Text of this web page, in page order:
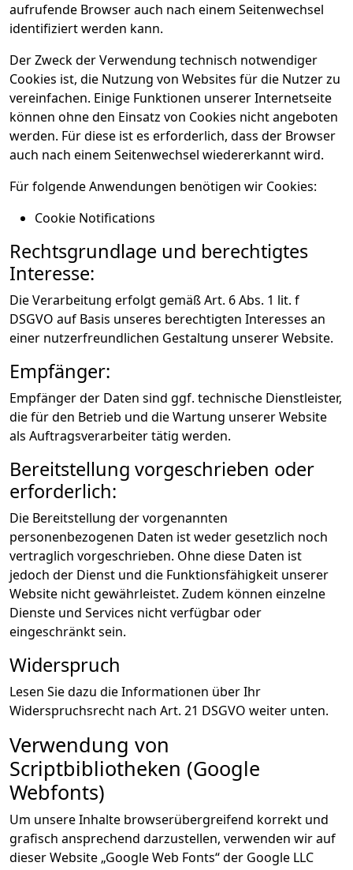
aufrufende Browser auch nach einem Seitenwechsel
identifiziert werden kann.
Der Zweck der Verwendung technisch notwendiger
Cookies ist, die Nutzung von Websites für die Nutzer zu
vereinfachen. Einige Funktionen unserer Internetseite
können ohne den Einsatz von Cookies nicht angeboten
werden. Für diese ist es erforderlich, dass der Browser
auch nach einem Seitenwechsel wiedererkannt wird.
Für folgende Anwendungen benötigen wir Cookies:
Cookie Notifications
Rechtsgrundlage und berechtigtes
Interesse:
Die Verarbeitung erfolgt gemäß Art. 6 Abs. 1 lit. f
DSGVO auf Basis unseres berechtigten Interesses an
einer nutzerfreundlichen Gestaltung unserer Website.
Empfänger:
Empfänger der Daten sind ggf. technische Dienstleister,
die für den Betrieb und die Wartung unserer Website
als Auftragsverarbeiter tätig werden.
Bereitstellung vorgeschrieben oder
erforderlich:
Die Bereitstellung der vorgenannten
personenbezogenen Daten ist weder gesetzlich noch
vertraglich vorgeschrieben. Ohne diese Daten ist
jedoch der Dienst und die Funktionsfähigkeit unserer
Website nicht gewährleistet. Zudem können einzelne
Dienste und Services nicht verfügbar oder
eingeschränkt sein.
Widerspruch
Lesen Sie dazu die Informationen über Ihr
Widerspruchsrecht nach Art. 21 DSGVO weiter unten.
Verwendung von
Scriptbibliotheken (Google
Webfonts)
Um unsere Inhalte browserübergreifend korrekt und
grafisch ansprechend darzustellen, verwenden wir auf
dieser Website „Google Web Fonts“ der Google LLC